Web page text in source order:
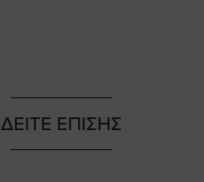
ΔΕΙΤΕ ΕΠΙΣΗΣ